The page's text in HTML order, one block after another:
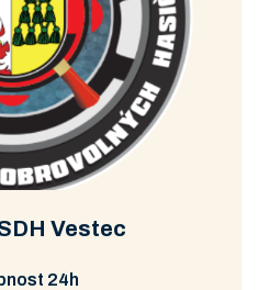
Vestec
24h